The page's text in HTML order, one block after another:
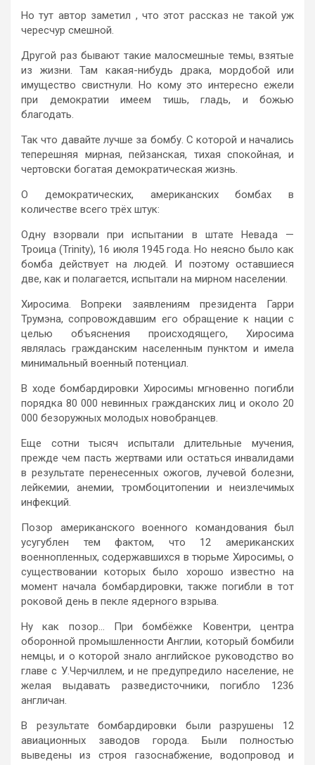
Но тут автор заметил , что этот рассказ не такой уж
чересчур смешной.
Другой раз бывают такие малосмешные темы, взятые
из жизни. Там какая-нибудь драка, мордобой или
имущество свистнули. Но кому это интересно ежели
при демократии имеем тишь, гладь, и божью
благодать.
Так что давайте лучше за бомбу. С которой и начались
теперешняя мирная, пейзанская, тихая спокойная, и
чертовски богатая демократическая жизнь.
О демократических, американских бомбах в
количестве всего трёх штук:
Одну взорвали при испытании в штате Невада —
Троица (Trinity), 16 июля 1945 года. Но неясно было как
бомба действует на людей. И поэтому оставшиеся
две, как и полагается, испытали на мирном населении.
Хиросима. Вопреки заявлениям президента Гарри
Трумэна, сопровождавшим его обращение к нации с
целью объяснения происходящего, Хиросима
являлась гражданским населенным пунктом и имела
минимальный военный потенциал.
В ходе бомбардировки Хиросимы мгновенно погибли
порядка 80 000 невинных гражданских лиц и около 20
000 безоружных молодых новобранцев.
Еще сотни тысяч испытали длительные мучения,
прежде чем пасть жертвами или остаться инвалидами
в результате перенесенных ожогов, лучевой болезни,
лейкемии, анемии, тромбоцитопении и неизлечимых
инфекций.
Позор американского военного командования был
усугублен тем фактом, что 12 американских
военнопленных, содержавшихся в тюрьме Хиросимы, о
существовании которых было хорошо известно на
момент начала бомбардировки, также погибли в тот
роковой день в пекле ядерного взрыва.
Ну как позор… При бомбёжке Ковентри, центра
оборонной промышленности Англии, который бомбили
немцы, и о которой знало английское руководство во
главе с У.Черчиллем, и не предупредило население, не
желая выдавать разведисточники, погибло 1236
англичан.
В результате бомбардировки были разрушены 12
авиационных заводов города. Были полностью
выведены из строя газоснабжение, водопровод и